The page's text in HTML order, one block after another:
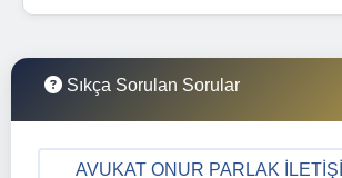
Sıkça Sorulan Sorular
AVUKAT ONUR PARLAK